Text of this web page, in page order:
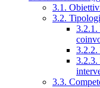
3.1.
3.2.
3.2.1.
3.2.2.
3.2.3.
3.3.